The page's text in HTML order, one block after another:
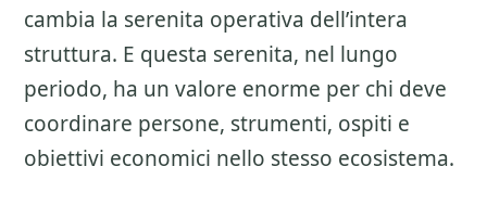
cambia la serenita operativa dell’intera
struttura. E questa serenita, nel lungo
periodo, ha un valore enorme per chi deve
coordinare persone, strumenti, ospiti e
obiettivi economici nello stesso ecosistema.